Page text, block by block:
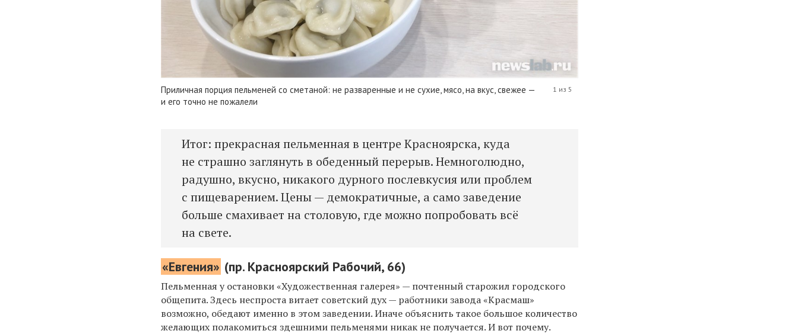
Приличная порция пельменей со сметаной: не разваренные и не сухие, мясо, на вкус, свежее —
и его точно не пожалели
1 из 5
Итог: прекрасная пельменная в центре Красноярска, куда
не страшно заглянуть в обеденный перерыв. Немноголюдно,
радушно, вкусно, никакого дурного послевкусия или проблем
с пищеварением. Цены — демократичные, а само заведение
больше смахивает на столовую, где можно попробовать всё
на свете.
«Евгения» (пр. Красноярский Рабочий, 66)
Пельменная у остановки «Художественная галерея» — почтенный старожил городского
общепита. Здесь неспроста витает советский дух — работники завода «Красмаш»
возможно, обедают именно в этом заведении. Иначе объяснить такое большое количество
желающих полакомиться здешними пельменями никак не получается. И вот почему.